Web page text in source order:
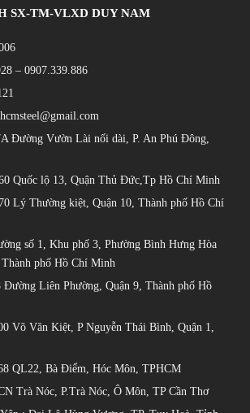
SX-TM-VLXD DUY NAM
– 0907.339.886
Đường Vườn Lài nối dài, P. An Phú Đông,
Quốc lộ 13, Quận Thủ Đức,Tp Hồ Chí Minh
Lý Thường kiệt, Quận 10, Thành phố Hồ Chí
số 1, Khu phố 3, Phường Bình Hưng Hòa
phố Hồ Chí Minh
Đường Liên Phường, Quận 9, Thành phố Hồ
Võ Văn Kiệt, P Nguyễn Thái Bình, Quận 1,
QL22, Bà Điểm, Hóc Môn, TPHCM
Trà Nóc, P.Trà Nóc, Ô Môn, TP Cần Thơ